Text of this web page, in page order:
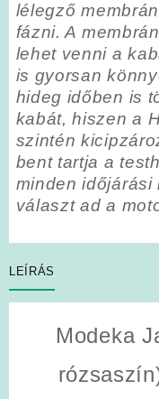
lélegző
fázni. A
lehet venni a
is gyorsan
hideg időben is
kabát, hiszen a
szintén
bent tartja a
minden időjárási
választ ad a
LEÍRÁS
Modeka